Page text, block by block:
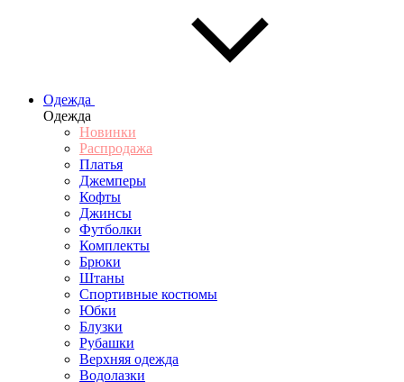
Одежда
Одежда
Новинки
Распродажа
Платья
Джемперы
Кофты
Джинсы
Футболки
Комплекты
Брюки
Штаны
Спортивные костюмы
Юбки
Блузки
Рубашки
Верхняя одежда
Водолазки